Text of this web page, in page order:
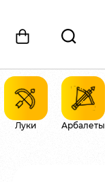
Луки Арбалеты